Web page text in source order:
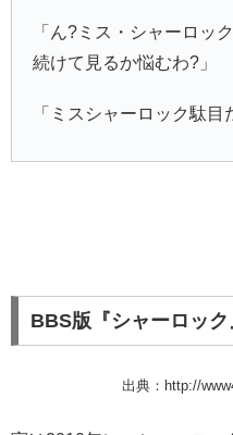
「ん?ミス・シャーロッ
続けて見るか悩むわ?」
「ミスシャーロック駄目
BBS版『シャーロック
出典：http://